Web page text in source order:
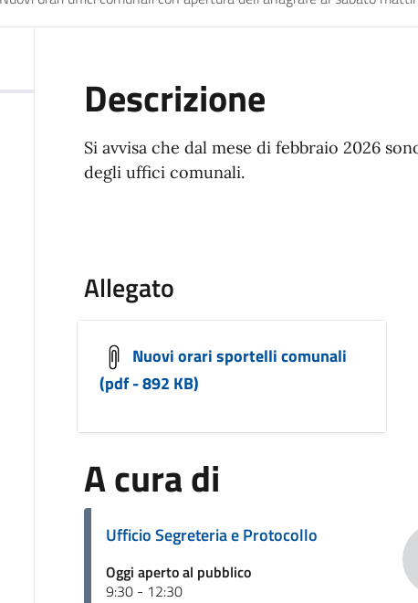
Descrizione
Si avvisa che dal mese di febbraio 2026
degli uffici comunali.
Allegato
Nuovi orari sportelli comunali
(pdf - 892 KB)
A cura di
Ufficio Segreteria e Protocollo
Oggi aperto al pubblico
9:30 - 12:30